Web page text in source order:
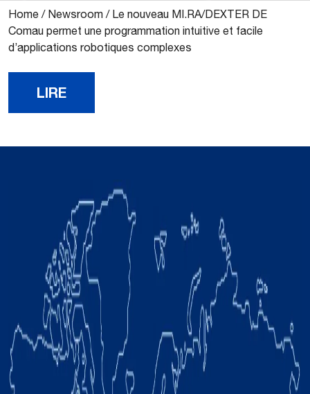
Home / Newsroom / Le nouveau MI.RA/DEXTER DE
Comau permet une programmation intuitive et facile
d’applications robotiques complexes
LIRE